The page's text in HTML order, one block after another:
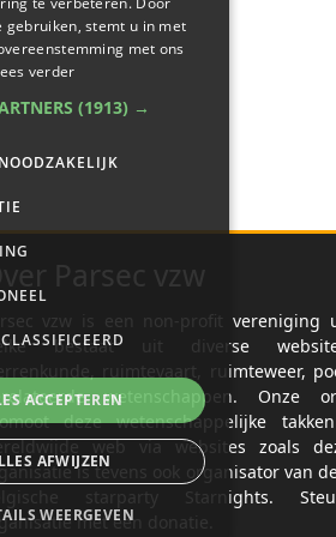
vzw is een non-profit vereniging
bestaat uit diverse
ruimtevaart, ruimteweer,
wetenschappen. Onze
deze wetenschappelijke
web via websites zoals
is tevens ook organisator van
starparty Starnights.
met een donatie.
gebruiken, stemt u in met
met ons
verder
(1913) →
ACCEPTEREN
AFWIJZEN
WEERGEVEN